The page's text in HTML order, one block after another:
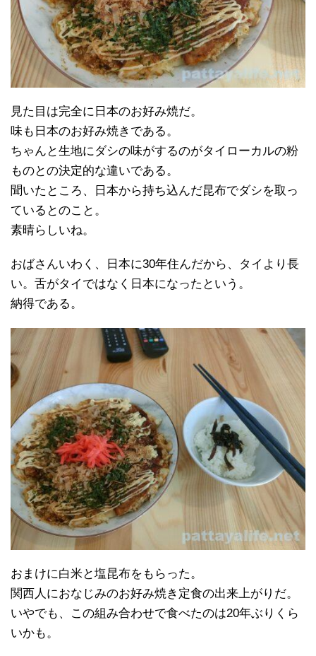
見た目は完全に日本のお好み焼だ。
味も日本のお好み焼きである。
ちゃんと生地にダシの味がするのがタイローカルの粉
ものとの決定的な違いである。
聞いたところ、日本から持ち込んだ昆布でダシを取っ
ているとのこと。
素晴らしいね。
おばさんいわく、日本に30年住んだから、タイより長
い。舌がタイではなく日本になったという。
納得である。
おまけに白米と塩昆布をもらった。
関西人におなじみのお好み焼き定食の出来上がりだ。
いやでも、この組み合わせで食べたのは20年ぶりくら
いかも。